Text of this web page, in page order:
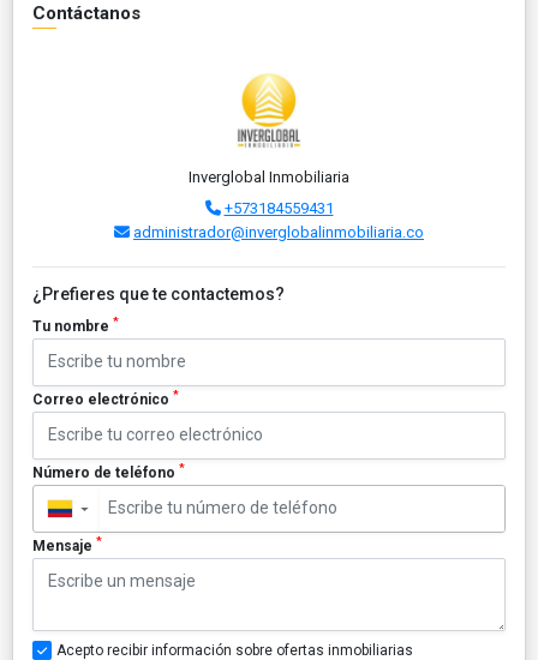
Contáctanos
Inverglobal Inmobiliaria
+573184559431
administrador@inverglobalinmobiliaria.co
¿Prefieres que te contactemos?
Tu nombre *
Correo electrónico *
Número de teléfono *
▼
Mensaje *
Acepto recibir información sobre ofertas inmobiliarias